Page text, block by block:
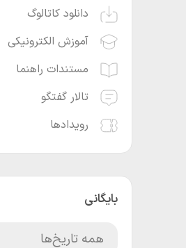
دانلود کاتالوگ
آموزش الکترونیکی
مستندات راهنما
تالار گفتگو
رویدادها
بایگانی